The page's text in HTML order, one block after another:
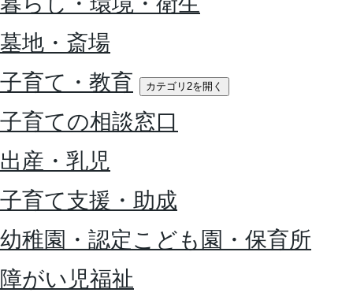
墓地・斎場
子育て・教育
カテゴリ2を開く
子育ての相談窓口
出産・乳児
子育て支援・助成
幼稚園・認定こども園・保育所
障がい児福祉